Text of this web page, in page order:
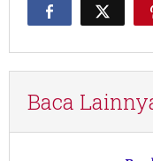
Baca